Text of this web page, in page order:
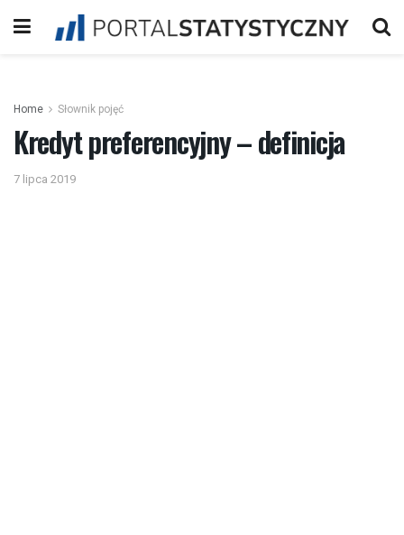
Home Słownik pojęć
Kredyt preferencyjny – definicja
7 lipca 2019